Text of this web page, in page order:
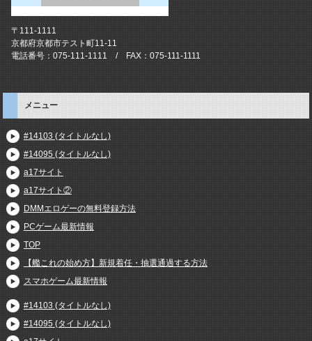
〒111-1111
京都府京都市テスト町11-11
電話番号：075-111-1111 / FAX：075-111-1111
メニュー
#14103 (タイトルなし)
#14095 (タイトルなし)
a17サイト
a17サイト②
DMMエロゲーの無料登録方法
PCゲーム最新情報
TOP
【艦これの始め方】新規着任・抽選通過する方法
スマホゲーム最新情報
#14103 (タイトルなし)
#14095 (タイトルなし)